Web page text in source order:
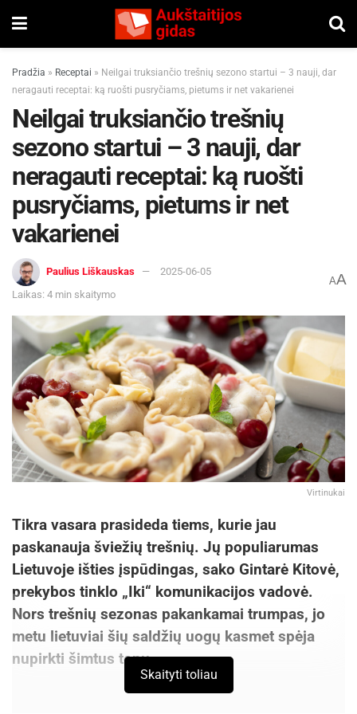
Pradžia » Receptai » Neilgai truksiančio trešnių sezono startui – 3 nauji, dar
neragauti receptai: ką ruošti pusryčiams, pietums ir net vakarienei
Neilgai truksiančio trešnių
sezono startui – 3 nauji, dar
neragauti receptai: ką ruošti
pusryčiams, pietums ir net
vakarienei
Paulius Liškauskas
2025-06-05
Laikas: 4 min skaitymo
AA
Virtinukai
Tikra vasara prasideda tiems, kurie jau
paskanauja šviežių trešnių. Jų populiarumas
Lietuvoje išties įspūdingas, sako Gintarė Kitovė,
prekybos tinklo „Iki“ komunikacijos vadovė.
Nors trešnių sezonas pakankamai trumpas, jo
metu lietuviai šių saldžių uogų kasmet spėja
nupirkti šimtus tonų.
Skaityti toliau